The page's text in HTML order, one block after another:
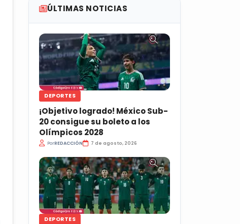
ÚLTIMAS NOTICIAS
DEPORTES
¡Objetivo logrado! México Sub-
20 consigue su boleto a los
Olímpicos 2028
PorREDACCIÓN 7 de agosto, 2026
DEPORTES